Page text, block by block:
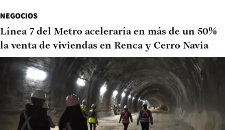
NEGOCIOS
Línea 7 del Metro aceleraría en más de un 50%
la venta de viviendas en Renca y Cerro Navia